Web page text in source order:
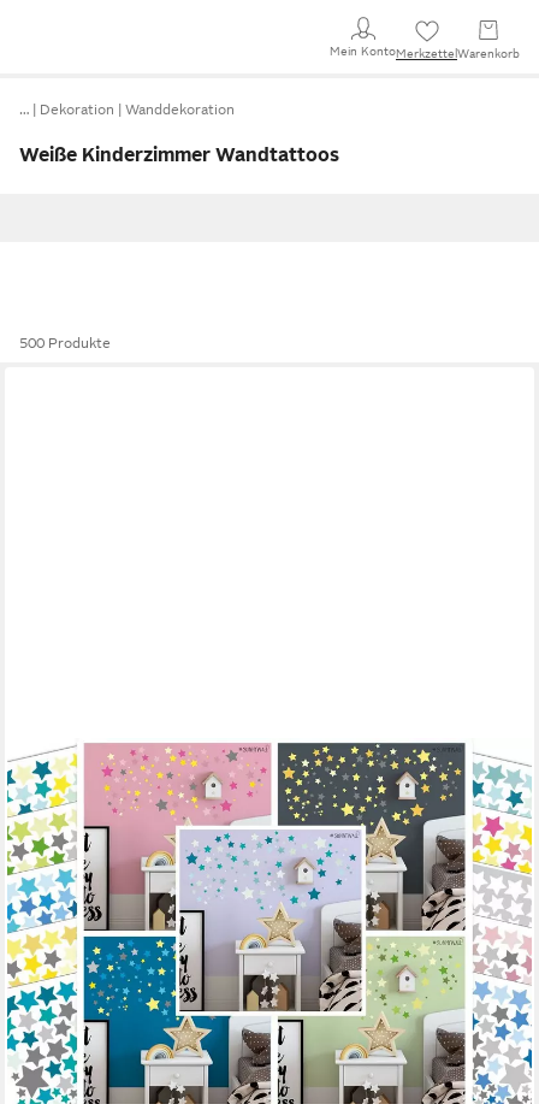
Mein KontoMerkzettel Warenkorb
… Dekoration Wanddekoration
Weiße Kinderzimmer Wandtattoos
500 Produkte